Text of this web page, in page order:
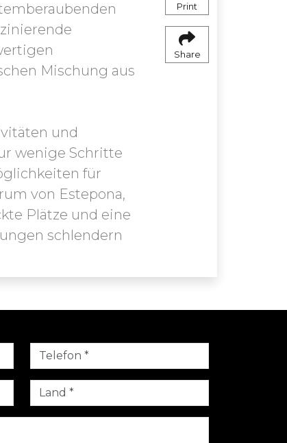
Mischung aus
und
wenige Schritte
für
von Estepona,
Plätze und eine
schlendern
Print
Share